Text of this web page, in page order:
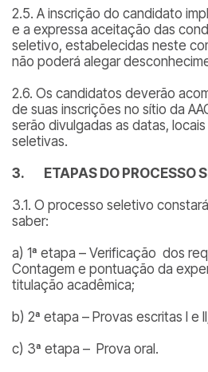
2.5. A inscrição do candidato
e a expressa aceitação das
seletivo, estabelecidas neste
não poderá alegar
2.6. Os candidatos deverão
de suas inscrições no sítio da
serão divulgadas as datas,
seletivas.
3.
ETAPAS DO PROCESSO
3.1. O processo seletivo
saber:
a) 1ª etapa – Verificação dos
Contagem e pontuação da
titulação acadêmica;
b) 2ª etapa – Provas escritas I e
c) 3ª etapa – Prova oral.